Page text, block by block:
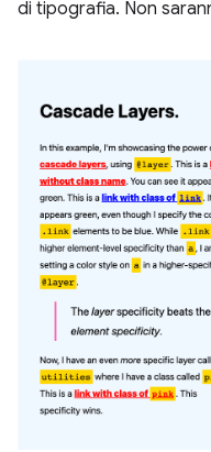
di tipografia. Non